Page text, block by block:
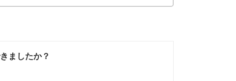
ましたか？